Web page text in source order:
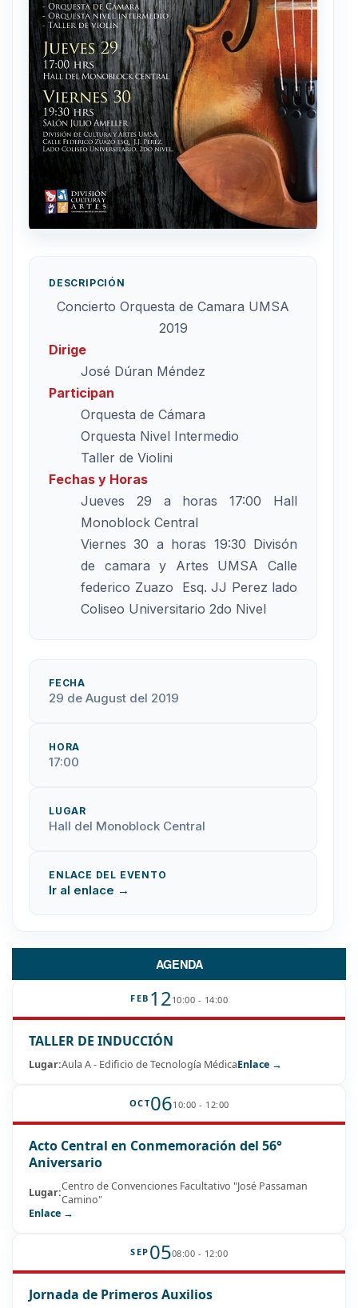
DESCRIPCIÓN
Concierto Orquesta de Camara UMSA
2019
Dirige
José Dúran Méndez
Participan
Orquesta de Cámara
Orquesta Nivel Intermedio
Taller de Violini
Fechas y Horas
Jueves 29 a horas 17:00 Hall
Monoblock Central
Viernes 30 a horas 19:30 Divisón
de camara y Artes UMSA Calle
federico Zuazo Esq. JJ Perez lado
Coliseo Universitario 2do Nivel
FECHA
29 de August del 2019
HORA
17:00
LUGAR
Hall del Monoblock Central
ENLACE DEL EVENTO
Ir al enlace →
AGENDA
FEB 1210:00 - 14:00
TALLER DE INDUCCIÓN
Lugar:Aula A - Edificio de Tecnología MédicaEnlace →
OCT0610:00 - 12:00
Acto Central en Conmemoración del 56°
Aniversario
Lugar:Centro de Convenciones Facultativo "José Passaman
Camino"
Enlace →
SEP 0508:00 - 12:00
Jornada de Primeros Auxilios